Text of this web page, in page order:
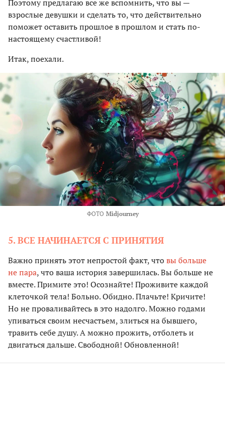
Поэтому предлагаю все же вспомнить, что вы —
взрослые девушки и сделать то, что действительно
поможет оставить прошлое в прошлом и стать по-
настоящему счастливой!
Итак, поехали.
ФОТО Midjourney
5. ВСЕ НАЧИНАЕТСЯ С ПРИНЯТИЯ
Важно принять этот непростой факт, чтовы больше
не пара, что ваша история завершилась. Вы больше не
вместе. Примите это! Осознайте! Проживите каждой
клеточкой тела! Больно. Обидно. Плачьте! Кричите!
Но не проваливайтесь в это надолго. Можно годами
упиваться своим несчастьем, злиться на бывшего,
травить себе душу. А можно прожить, отболеть и
двигаться дальше. Свободной! Обновленной!